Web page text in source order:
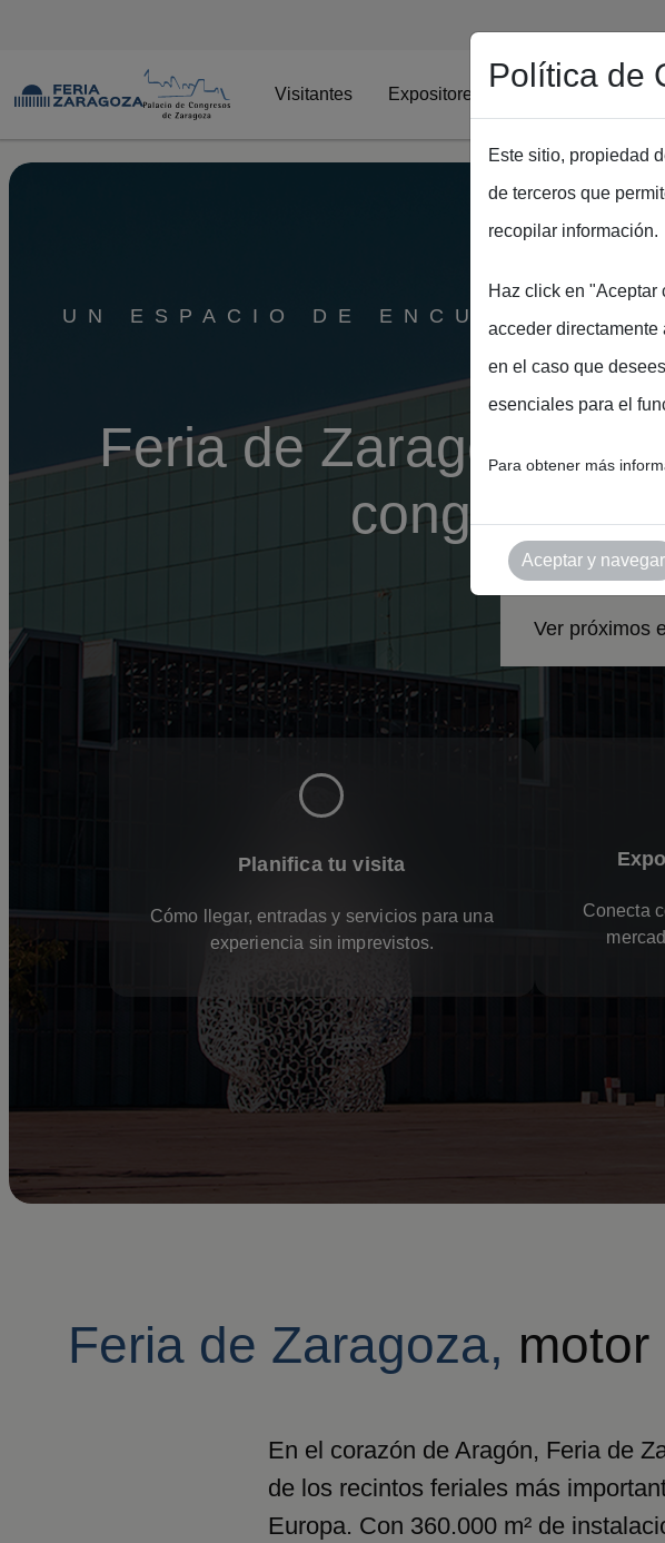
Pasar al contenido principal
Visitantes Expositores
UN ESPACIO DE ENCUENTRO
Feria de Zaragoza:
congresos
Ver próximos
Planifica tu visita
Cómo llegar, entradas y servicios para una
experiencia sin imprevistos.
Conecta
Feria de Zaragoza,
En el corazón de Aragón, Feria de
de los recintos feriales más
Europa. Con 360.000 m² de
Política de
Este sitio, propiedad
de terceros que
recopilar información.
Haz click en "Aceptar
acceder
en el caso que
esenciales para el
Para obtener más
Aceptar y navegar